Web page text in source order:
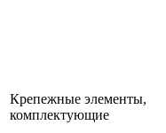
Крепежные элементы,
комплектующие